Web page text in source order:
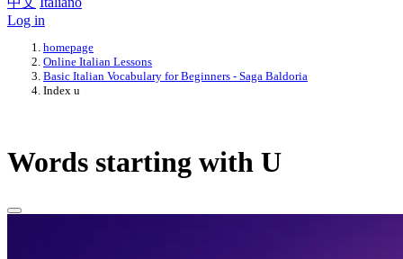
Log in
homepage
Online Italian Lessons
Basic Italian Vocabulary for Beginners - Saga Baldoria
Index u
Words starting with U